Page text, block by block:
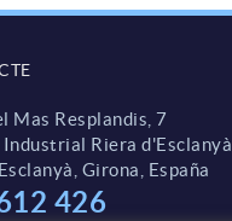
Mas Resplandis, 7
Industrial Riera d'Esclanyà
Girona, España
426